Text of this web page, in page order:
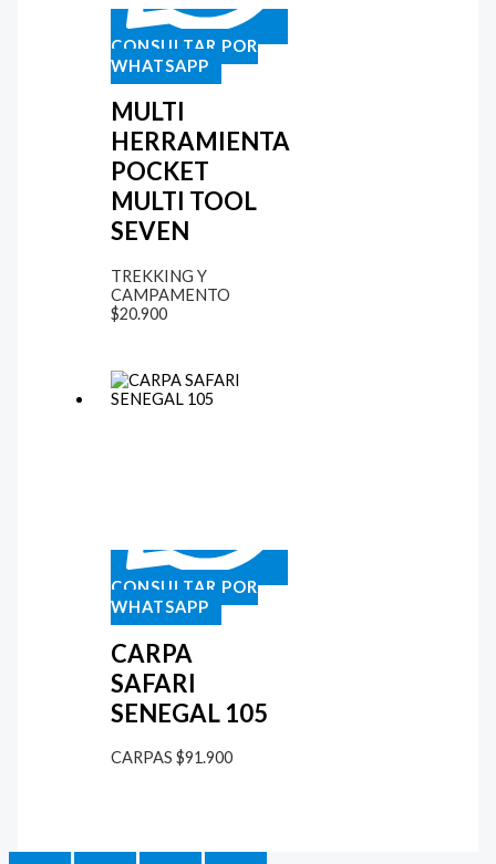
CONSULTAR POR
WHATSAPP
MULTI
HERRAMIENTA
POCKET
MULTI TOOL
SEVEN
TREKKING Y
CAMPAMENTO
$20.900
CONSULTAR POR
WHATSAPP
CARPA
SAFARI
SENEGAL 105
CARPAS $91.900